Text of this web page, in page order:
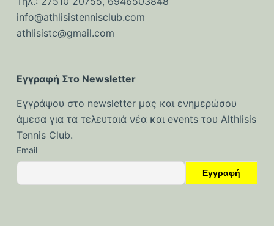
ό
ο
info@athlisistennisclub.com
athlisistc@gmail.com
Εγγραφή Στο Newsletter
Εγγράψου στο newsletter μας και ενημερώσου
άμεσα για τα τελευταιά νέα και events του Althlisis
Tennis Club.
Email